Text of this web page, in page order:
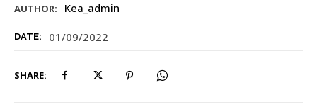
AUTHOR: Kea_admin
DATE: 01/09/2022
SHARE: